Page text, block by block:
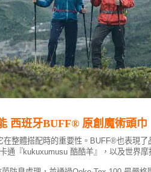
西班牙BUFF® 原創魔術頭巾
整體搭配時的重要性。BUFF®也表現
通『kukuxumusu 酷酷羊』，以及世界